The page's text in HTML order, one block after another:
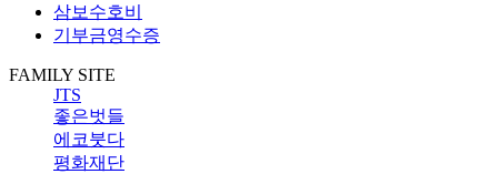
삼보수호비
기부금영수증
FAMILY SITE
JTS
좋은벗들
에코붓다
평화재단